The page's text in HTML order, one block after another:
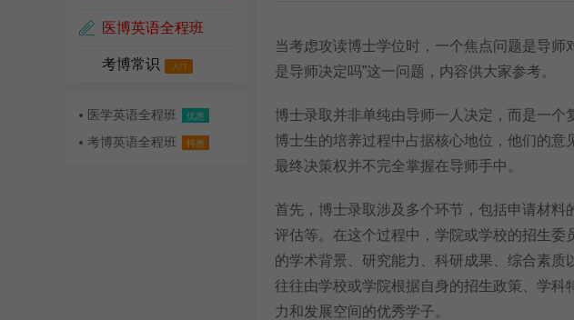
医博英语全程班
考博常识 入门
医学英语全程班 优惠
考博英语全程班 特惠
当考虑攻读博士学位时，一个焦点问题是导师
是导师决定吗”这一问题，内容供大家参考。
博士录取并非单纯由导师一人决定，而是一
博士生的培养过程中占据核心地位，他们的
最终决策权并不完全掌握在导师手中。
首先，博士录取涉及多个环节，包括申请材
评估等。在这个过程中，学院或学校的招生
的学术背景、研究能力、科研成果、综合素
往往由学校或学院根据自身的招生政策、学
力和发展空间的优秀学子。